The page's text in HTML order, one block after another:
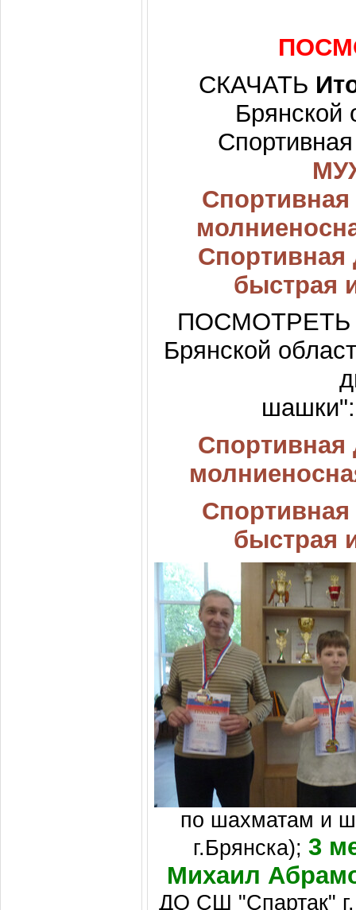
СКАЧАТЬ
Брянской
Спортивная
быстрая
ПОСМОТРЕТЬ
Брянской
Спортивная
быстрая
по шахматам и
г.Брянска); 3
Михаил
ДО СШ "Спартак"